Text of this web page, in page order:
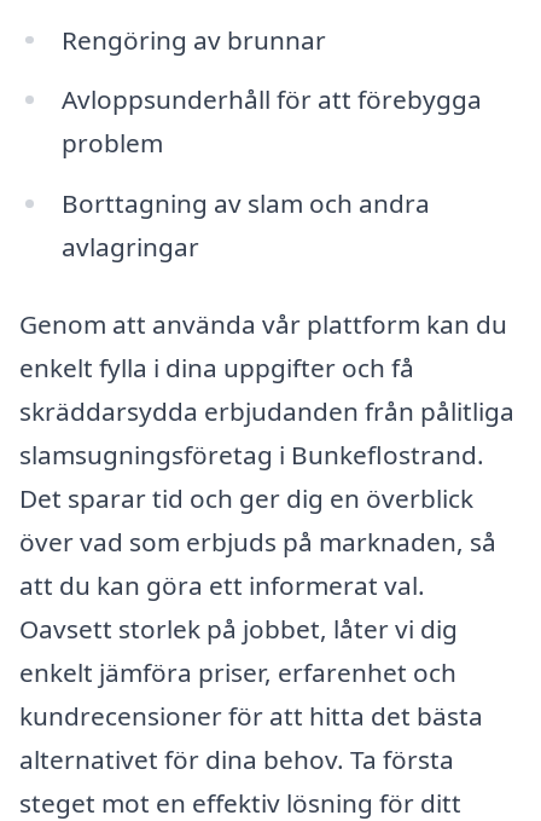
Rengöring av brunnar
Avloppsunderhåll för att förebygga
problem
Borttagning av slam och andra
avlagringar
Genom att använda vår plattform kan du
enkelt fylla i dina uppgifter och få
skräddarsydda erbjudanden från pålitliga
slamsugningsföretag i Bunkeflostrand.
Det sparar tid och ger dig en överblick
över vad som erbjuds på marknaden, så
att du kan göra ett informerat val.
Oavsett storlek på jobbet, låter vi dig
enkelt jämföra priser, erfarenhet och
kundrecensioner för att hitta det bästa
alternativet för dina behov. Ta första
steget mot en effektiv lösning för ditt